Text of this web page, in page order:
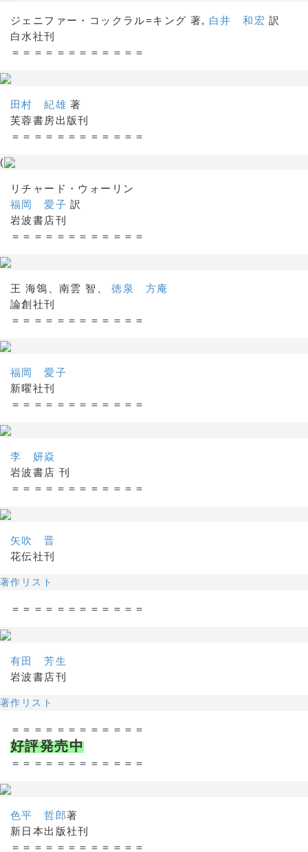
ジェニファー・コックラル=キング 著, 白井 和宏 訳
白水社刊
＝＝＝＝＝＝＝＝＝＝＝＝
田村 紀雄 著
芙蓉書房出版刊
＝＝＝＝＝＝＝＝＝＝＝＝
(
リチャード・ウォーリン
福岡 愛子 訳
岩波書店刊
＝＝＝＝＝＝＝＝＝＝＝＝
王 海鴒、南雲 智、徳泉 方庵
論創社刊
＝＝＝＝＝＝＝＝＝＝＝＝
福岡 愛子
新曜社刊
＝＝＝＝＝＝＝＝＝＝＝＝
李 妍焱
岩波書店 刊
＝＝＝＝＝＝＝＝＝＝＝＝
矢吹 晋
花伝社刊
著作リスト
＝＝＝＝＝＝＝＝＝＝＝＝
有田 芳生
岩波書店刊
著作リスト
＝＝＝＝＝＝＝＝＝＝＝＝
好評発売中
＝＝＝＝＝＝＝＝＝＝＝＝
色平 哲郎著
新日本出版社刊
＝＝＝＝＝＝＝＝＝＝＝＝